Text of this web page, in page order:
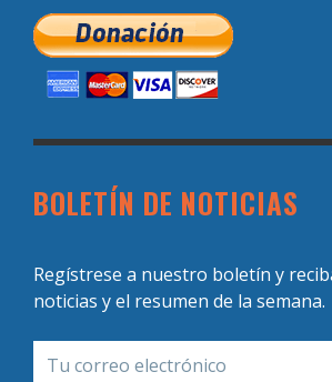
BOLETÍN DE NOTICIAS
Regístrese a nuestro boletín y
noticias y el resumen de la semana.